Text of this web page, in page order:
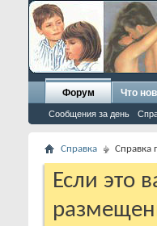
Форум
Сообщения за день
Что
Справка Справка
Если это